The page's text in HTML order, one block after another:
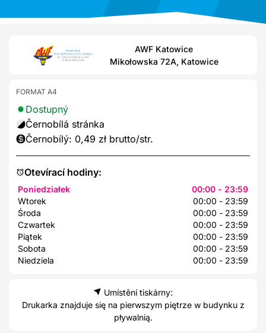
AWF Katowice
Mikołowska 72A, Katowice
Otevírací hodiny:
Poniedziałek
00:00 - 23:59
Wtorek
00:00 - 23:59
Środa
00:00 - 23:59
Czwartek
00:00 - 23:59
Piątek
00:00 - 23:59
Sobota
00:00 - 23:59
Niedziela
00:00 - 23:59
FORMAT A4
Dostupný
Černobílá stránka
Černobílý: 0,49 zł brutto/str.
Umístění tiskárny:
Drukarka znajduje się na pierwszym piętrze w budynku z
pływalnią.